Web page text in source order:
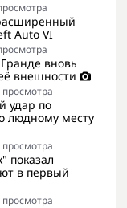
Auto VI
вновь
внешности
просмотра
удар по
людному месту
просмотра
показал
в первый
просмотра